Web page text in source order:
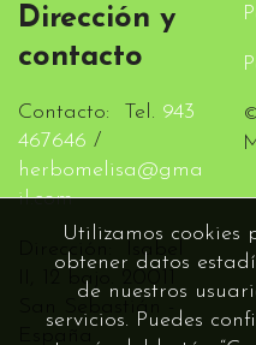
Dirección y
contacto
Contacto: Tel. 943
467646 /
herbomelisa@gma
il.com
Dirección: Isabel
II, 12 bajo. 20011
San Sebastián -
Utilizamos cookies
obtener datos
de nuestros
servicios. Puedes